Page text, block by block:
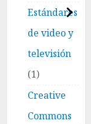
Estándares
de video y
televisión
1
Creative
Commons